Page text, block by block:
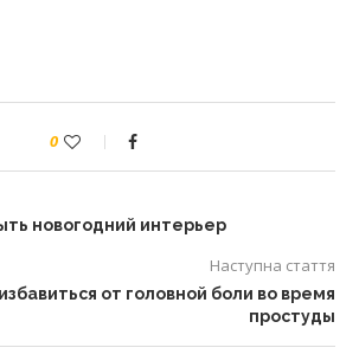
0
новогодний интерьер
Наступна стаття
от головной боли во время
простуды